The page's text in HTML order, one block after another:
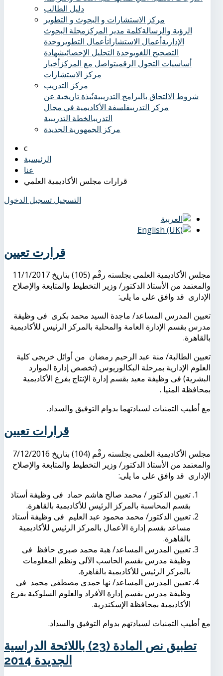
دليل الطالب
مركز الاستشارات و البحوث و التطوير
الرؤية والرسالةكلمة مدير المركز مجلة البحوث
الإداريةأعمال الاستشاراتأعمال التطوير وحدة
التصحيح اللغويوحدة التحليل الإحصائيشهادة
أساسيات التحول الرقميتواصل مع المركزأخبار
مركز الاستشارات
مركز التدريب
شروط الالتحاق بالبرامج التدريبيةنُبذة تاريخية عن
مركز التدريبفلسفة الأكاديمية في مجال
التدريبالخطة التدريبية
مركز الجمهورية الجديدة
الرئيسية
عنا
قرارات مجلس الأكاديمية العلمي
التسجيل تسجيل الدخول
قرارت تعيين
مجلس الأكاديمية العلمى بجلسته رقْم (105) بتاريخ 11/1/2017
والمعتمد من الأستاذ الدكتور/ وزير التخطيط والمتابعة والإصلاح
الإدارى قد وافق على ما يلى:
تعيين المدرس المساعد/ ماجدة السيد محمد بكرى فى وظيفة
مدرس بقسم الإدارة العامة والمحلية بالمركز الرئيس للأكاديمية
بالقاهرة.
تعيين الطالبة/ منة عبد الرحيم رمضان من أوائل خريجى كلية
العلوم الإدارية بمرحلة البكالوريوس (تخصص إدارة الموارد
البشرية) فى وظيفة معيد بقسم إدارة الإنتاج بفرع الأكاديمية
بمحافظة المنيا .
مع أطيب التمنيات لسيادتهما بدوام التوفيق والسداد.
قرارات تعيين
مجلس الأكاديمية العلمى بجلسته رقْم (104) بتاريخ 7/12/2016
والمعتمد من الأستاذ الدكتور/ وزير التخطيط والمتابعة والإصلاح
الإدارى قد وافق على ما يلى:
تعيين الدكتور / محمد صالح هاشم حماد فى وظيفة أستاذ
بقسم المحاسبة بالمركز الرئيس للأكاديمية بالقاهرة.
تعيين الدكتور/ محمد محمود عبد العليم فى وظيفة أستاذ
مساعد بقسم إدارة الأعمال بالمركز الرئيس للأكاديمية
بالقاهرة.
تعيين المدرس المساعد/ هبة محمد صبرى حافظ فى
وظيفة مدرس بقسم الحاسب الآلى ونظم المعلومات
بالمركز الرئيس للأكاديمية بالقاهرة.
تعيين المدرس المساعد/ نها حمدى مصطفى محمد فى
وظيفة مدرس بقسم إدارة الأفراد والعلوم السلوكية بفرع
الأكاديمية بمحافظة الإسكندرية.
مع أطيب التمنيات لسيادتهم بدوام التوفيق والسداد.
تطبيق نص المادة (23) باللائحة الدراسية
الجديدة 2014